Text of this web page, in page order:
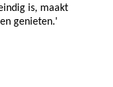
is, maakt
genieten.'